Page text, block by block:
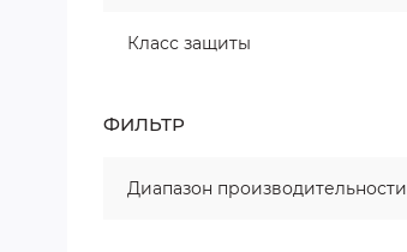
Класс защиты
ФИЛЬТР
Диапазон производительности